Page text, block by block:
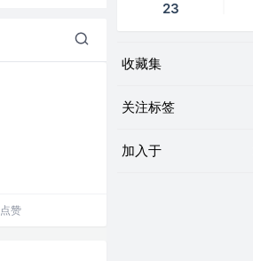
点赞
23
收藏集
关注标签
加入于